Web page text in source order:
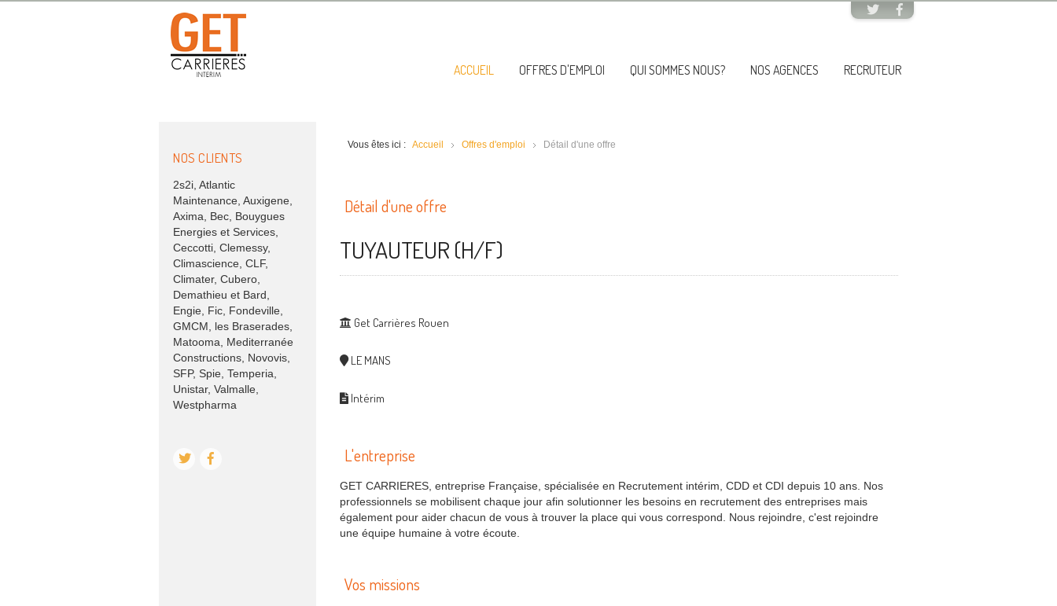
ACCUEIL OFFRES D'EMPLOI QUI SOMMES NOUS? NOS AGENCES RECRUTEUR
NOS CLIENTS
2s2i, Atlantic
Maintenance, Auxigene,
Axima, Bec, Bouygues
Energies et Services,
Ceccotti, Clemessy,
Climascience, CLF,
Climater, Cubero,
Demathieu et Bard,
Engie, Fic, Fondeville,
GMCM, les Braserades,
Matooma, Mediterranée
Constructions, Novovis,
SFP, Spie, Temperia,
Unistar, Valmalle,
Westpharma
Vous êtes ici : Accueil Offres d'emploi Détail d'une offre
Détail d'une offre
TUYAUTEUR (H/F)
Get Carrières Rouen
LE MANS
Intérim
L'entreprise
GET CARRIERES, entreprise Française, spécialisée en Recrutement intérim, CDD et CDI depuis 10 ans. Nos
professionnels se mobilisent chaque jour afin solutionner les besoins en recrutement des entreprises mais
également pour aider chacun de vous à trouver la place qui vous correspond. Nous rejoindre, c'est rejoindre
une équipe humaine à votre écoute.
Vos missions